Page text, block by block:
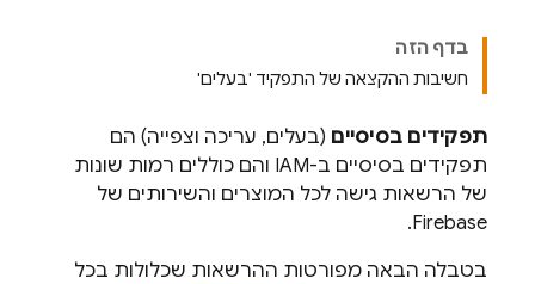
בדף הזה
חשיבות ההקצאה של התפקיד 'בעלים'
תפקידים בסיסיים (בעלים, עריכה וצפייה) הם
תפקידים בסיסיים ב-IAM והם כוללים רמות שונות
של הרשאות גישה לכל המוצרים והשירותים של
Firebase.
בטבלה הבאה מפורטות ההרשאות שכלולות בכל